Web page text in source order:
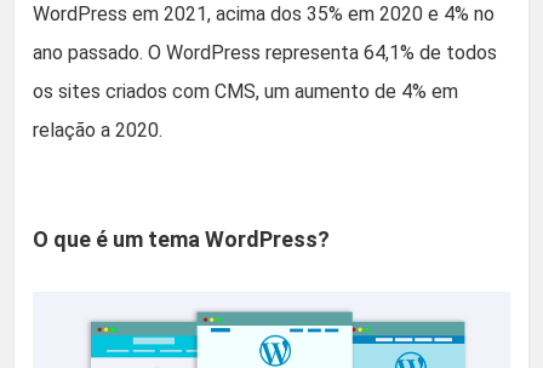
WordPress em 2021, acima dos 35% em 2020 e 4% no
ano passado. O WordPress representa 64,1% de todos
os sites criados com CMS, um aumento de 4% em
relação a 2020.
O que é um tema WordPress?